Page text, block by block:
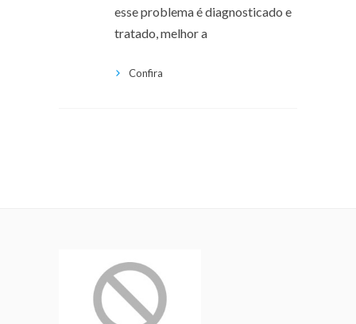
esse problema é diagnosticado e
tratado, melhor a
Confira